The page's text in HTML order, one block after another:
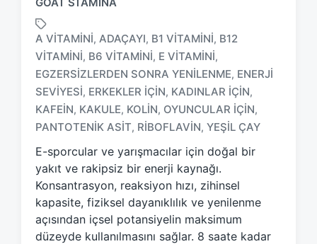
a
g
g
d
w
i
t
h
A VITAMINI, ADAÇAYI, B1 VITAMINI, B12
VITAMINI, B6 VITAMINI, E VITAMINI,
EGZERSIZLERDEN SONRA YENILENME, ENERJI
SEVIYESI, ERKEKLER IÇIN, KADINLAR IÇIN,
KAFEIN, KAKULE, KOLIN, OYUNCULAR IÇIN,
PANTOTENIK ASIT, RIBOFLAVIN, YEŞIL ÇAY
E-sporcular ve yarışmacılar için doğal bir
yakıt ve rakipsiz bir enerji kaynağı.
Konsantrasyon, reaksiyon hızı, zihinsel
kapasite, fiziksel dayanıklılık ve yenilenme
açısından içsel potansiyelin maksimum
düzeyde kullanılmasını sağlar. 8 saate kadar